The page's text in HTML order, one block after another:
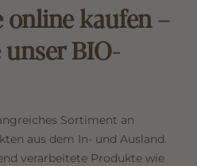
kaufen –
BIO-
Sortiment an
aus dem In- und Ausland.
verarbeitete Produkte wie